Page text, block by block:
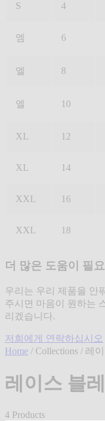
S 4
엠 6
엘 8
엘 10
XL 12
XL 14
XXL 16
XXL 18
더 많은 도움이 필
우리는 우리 제품을 안
주시면 마음이 원하는
리겠습니다.
저희에게 연락하십시오
Home / Collections / 레
레이스 블
4 Products